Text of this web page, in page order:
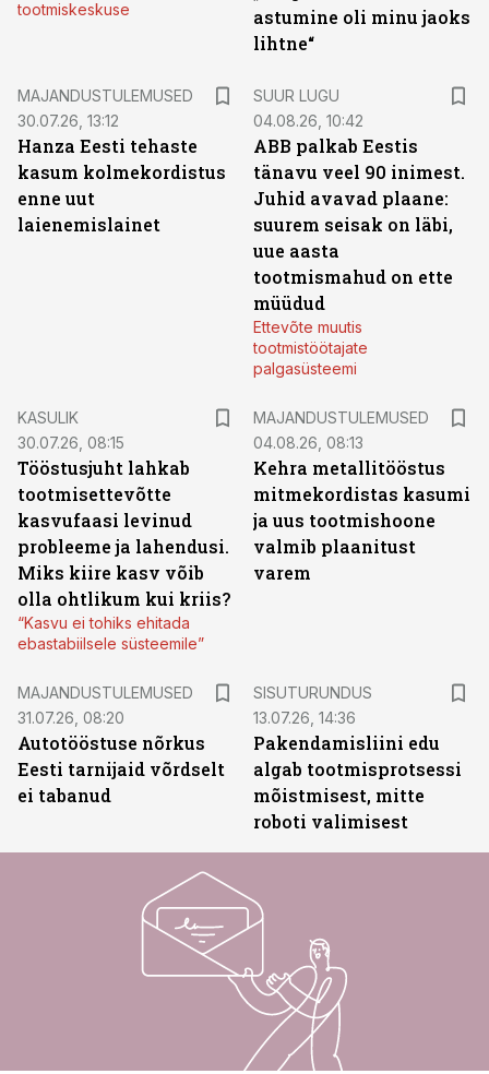
tootmiskeskuse
astumine oli minu jaoks
lihtne“
MAJANDUSTULEMUSED
30.07.26, 13:12
Hanza Eesti tehaste
kasum kolmekordistus
enne uut
laienemislainet
SUUR LUGU
04.08.26, 10:42
ABB palkab Eestis
tänavu veel 90 inimest.
Juhid avavad plaane:
suurem seisak on läbi,
uue aasta
tootmismahud on ette
müüdud
Ettevõte muutis
tootmistöötajate
palgasüsteemi
KASULIK
30.07.26, 08:15
Tööstusjuht lahkab
tootmisettevõtte
kasvufaasi levinud
probleeme ja lahendusi.
Miks kiire kasv võib
olla ohtlikum kui kriis?
“Kasvu ei tohiks ehitada
ebastabiilsele süsteemile”
MAJANDUSTULEMUSED
04.08.26, 08:13
Kehra metallitööstus
mitmekordistas kasumi
ja uus tootmishoone
valmib plaanitust
varem
MAJANDUSTULEMUSED
31.07.26, 08:20
Autotööstuse nõrkus
Eesti tarnijaid võrdselt
ei tabanud
SISUTURUNDUS
13.07.26, 14:36
Pakendamisliini edu
algab tootmisprotsessi
mõistmisest, mitte
roboti valimisest